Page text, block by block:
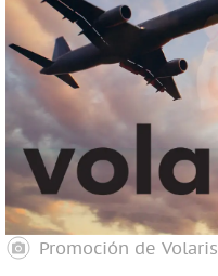
Promoción de Volaris